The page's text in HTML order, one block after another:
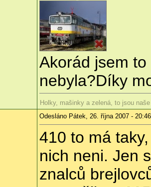
Akorád jsem
nebyla?Díky
Holky, mašinky a zelená, to jsou
Odesláno Pátek, 26. října 2007 - 20:46
410 to má
nich neni. Jen
znalců